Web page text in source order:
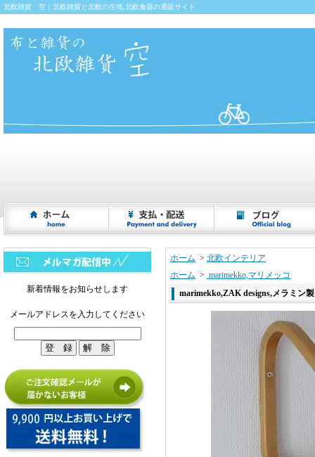
北欧雑貨 空｜北欧雑貨と北欧の生地,北欧食器の通販サイト
新着情報をお知らせします
メールアドレスを入力してください
ホーム > 北欧インテリア
ホーム > marimekko,マリメッコ
marimekko,ZAK designs,メラミン